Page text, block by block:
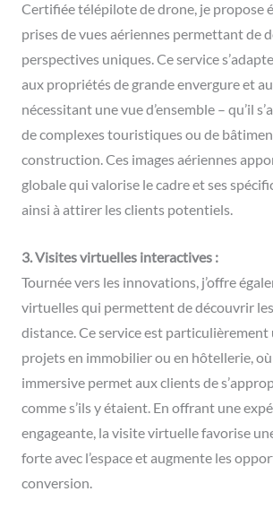
Certifiée télépilote de drone, je propose
prises de vues aériennes permettant de
perspectives uniques. Ce service
aux propriétés de grande envergure et
nécessitant une vue d’ensemble – qu’il
de complexes touristiques ou de
construction. Ces images aériennes
globale qui valorise le cadre et ses
ainsi à attirer les clients potentiels.
3. Visites virtuelles interactives :
Tournée vers les innovations, j’offre
virtuelles qui permettent de découvrir les
distance. Ce service est
projets en immobilier ou en hôtellerie, où
immersive permet aux clients de
comme s’ils y étaient. En offrant une
engageante, la visite virtuelle favorise
forte avec l’espace et augmente les
conversion.